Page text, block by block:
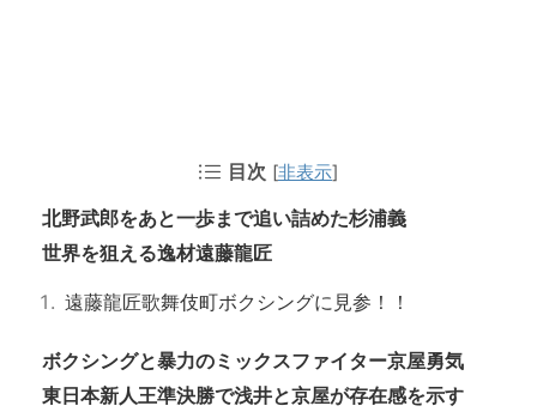
目次 [非表示]
北野武郎をあと一歩まで追い詰めた杉浦義
世界を狙える逸材遠藤龍匠
遠藤龍匠歌舞伎町ボクシングに見参！！
ボクシングと暴力のミックスファイター京屋勇気
東日本新人王準決勝で浅井と京屋が存在感を示す